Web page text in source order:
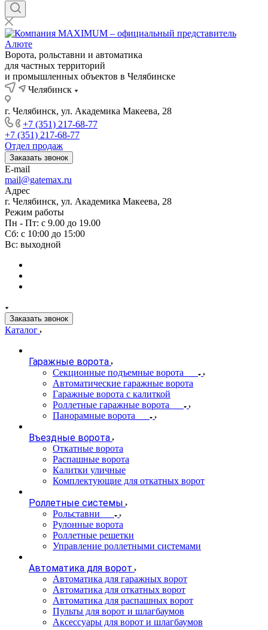
Ворота, рольставни и автоматика
для частных территорий
и промышленных объектов в Челябинске
Челябинск
г. Челябинск, ул. Академика Макеева, 28
+7 (351) 217-68-77
+7 (351) 217-68-77
Отдел продаж
Заказать звонок
E-mail
mail@gatemax.ru
Адрес
г. Челябинск, ул. Академика Макеева, 28
Режим работы
Пн - Пт: с 9.00 до 19.00
Сб: с 10:00 до 15:00
Вс: выходной
Заказать звонок
Каталог
Гаражные ворота
Секционные подъемные ворота
Автоматические гаражные ворота
Гаражные ворота с калиткой
Роллетные гаражные ворота
Панорамные ворота
Въездные ворота
Откатные ворота
Распашные ворота
Калитки уличные
Комплектующие для откатных ворот
Роллетные системы
Рольставни
Рулонные ворота
Роллетные решетки
Управление роллетными системами
Автоматика для ворот
Автоматика для гаражных ворот
Автоматика для откатных ворот
Автоматика для распашных ворот
Пульты для ворот и шлагбаумов
Аксессуары для ворот и шлагбаумов